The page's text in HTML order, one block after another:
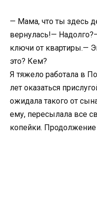
— Мама, что ты здесь
вернулась!—
ключи от квартиры.—
это? Кем?
Я тяжело работала в
лет оказаться
ожидала такого от
ему, пересылала все
копейки. Продолжение